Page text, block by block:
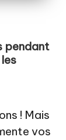
pendant
! Mais
vos